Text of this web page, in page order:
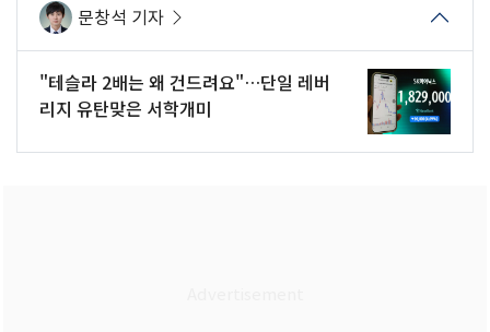
문창석 기자
"테슬라 2배는 왜 건드려요"…단일 레버
리지 유탄맞은 서학개미